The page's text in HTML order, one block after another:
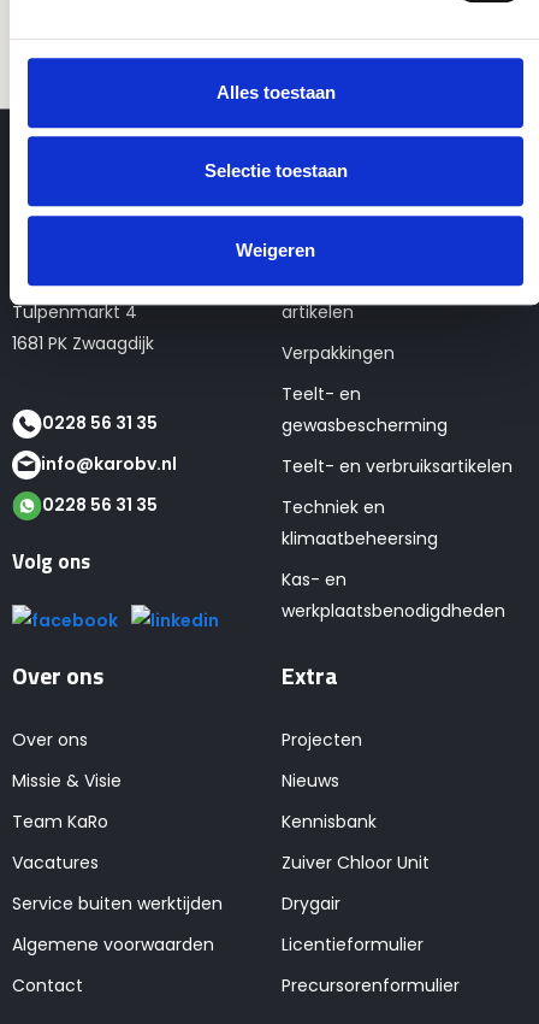
Alles toestaan
Selectie toestaan
Weigeren
Contactgegevens
KaRo BV
Tulpenmarkt 4
1681 PK Zwaagdijk
0228 56 31 35
info@karobv.nl
0228 56 31 35
Volg ons
Webshop
Seizoens- en tweedehands
artikelen
Verpakkingen
Teelt- en
gewasbescherming
Teelt- en verbruiksartikelen
Techniek en
klimaatbeheersing
Kas- en
werkplaatsbenodigdheden
Over ons
Over ons
Missie & Visie
Team KaRo
Vacatures
Service buiten werktijden
Algemene voorwaarden
Contact
Extra
Projecten
Nieuws
Kennisbank
Zuiver Chloor Unit
Drygair
Licentieformulier
Precursorenformulier